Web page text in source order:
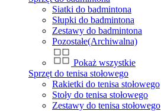
Siatki do badmintona
Słupki do badmintona
Zestawy do badmintona
Pozostałe(Archiwalna)
Pokaż wszystkie
Sprzęt do tenisa stołowego
Rakietki do tenisa stołowego
Stoły do tenisa stołowego
Zestawy do tenisa stołowego